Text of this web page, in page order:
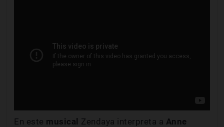
En este musical Zendaya interpreta a Anne